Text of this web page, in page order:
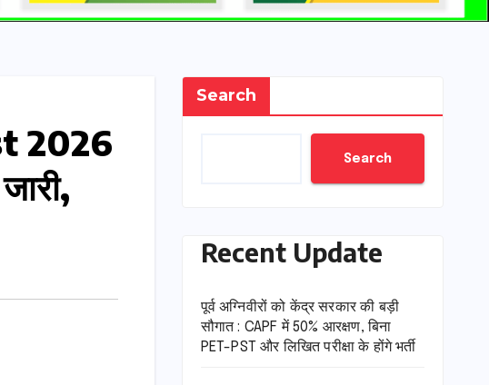
2026
Search
Search
Recent Update
पूर्व अग्निवीरों को केंद्र सरकार की बड़ी
सौगात : CAPF में 50% आरक्षण, बिना
PET-PST और लिखित परीक्षा के होंगे भर्ती